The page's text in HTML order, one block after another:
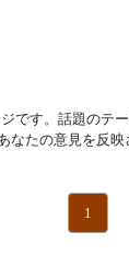
です。話題の
たの意見を反
1